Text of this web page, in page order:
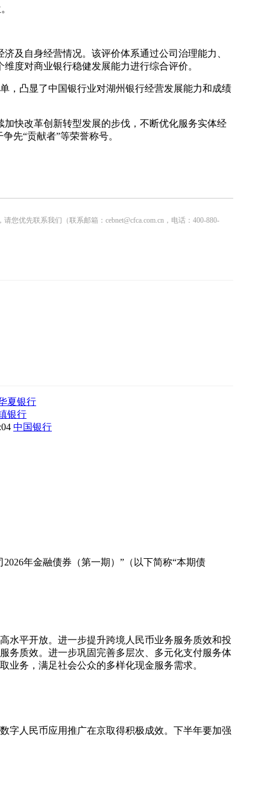
及自身经营情况。该评价体系通过公司治理能力、
度对商业银行稳健发展能力进行综合评价。
，凸显了中国银行业对湖州银行经营发展能力和成绩
快改革创新转型发展的步伐，不断优化服务实体经
先“贡献者”等荣誉称号。
优先联系我们（联系邮箱：cebnet@cfca.com.cn，电话：400-880-
夏银行
银行
中国银行
年金融债券（第一期）”（以下简称“本期债
水平开放。进一步提升跨境人民币业务服务质效和投
务质效。进一步巩固完善多层次、多元化支付服务体
务，满足社会公众的多样化现金服务需求。
字人民币应用推广在京取得积极成效。下半年要加强